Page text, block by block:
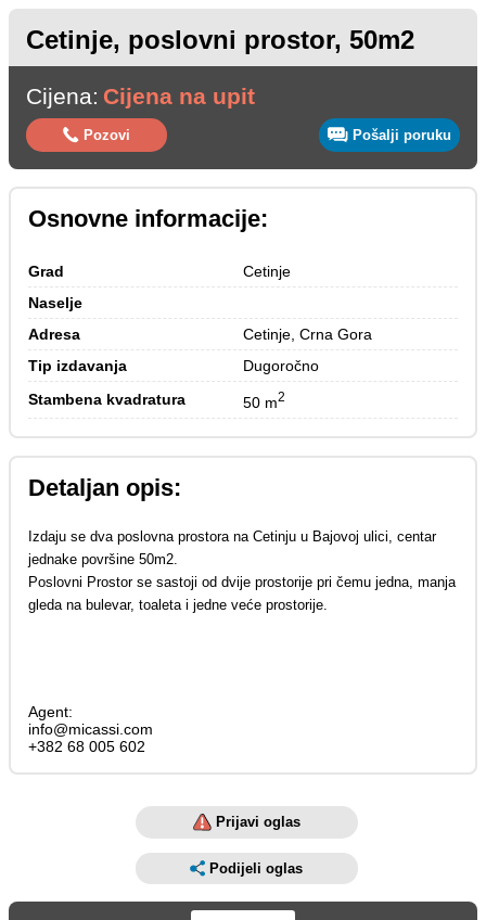
Cetinje, poslovni prostor, 50m2
Cijena: Cijena na upit
Pozovi Pošalji poruku
Osnovne informacije:
Grad
Cetinje
Naselje
Adresa
Cetinje, Crna Gora
Tip izdavanja
Dugoročno
Stambena kvadratura
50 m2
Detaljan opis:
Izdaju se dva poslovna prostora na Cetinju u Bajovoj ulici, centar
jednake površine 50m2.
Poslovni Prostor se sastoji od dvije prostorije pri čemu jedna, manja
gleda na bulevar, toaleta i jedne veće prostorije.
Agent:
info@micassi.com
+382 68 005 602
Prijavi oglas
Podijeli oglas